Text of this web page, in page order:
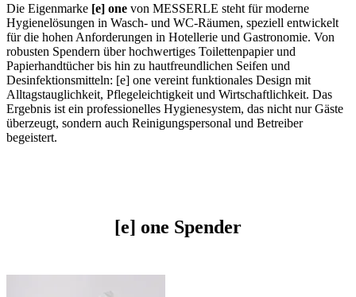
Die Eigenmarke [e] one von MESSERLE steht für moderne
Hygienelösungen in Wasch- und WC-Räumen, speziell entwickelt
für die hohen Anforderungen in Hotellerie und Gastronomie. Von
robusten Spendern über hochwertiges Toilettenpapier und
Papierhandtücher bis hin zu hautfreundlichen Seifen und
Desinfektionsmitteln: [e] one vereint funktionales Design mit
Alltagstauglichkeit, Pflegeleichtigkeit und Wirtschaftlichkeit. Das
Ergebnis ist ein professionelles Hygienesystem, das nicht nur Gäste
überzeugt, sondern auch Reinigungspersonal und Betreiber
begeistert.
[e] one Spender